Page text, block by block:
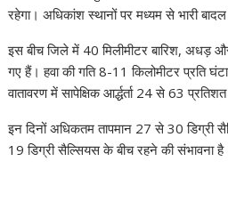
रहेगा। अधिकांश स्थानों पर मध्यम से भारी
इस बीच जिले में 40 मिलीमीटर बारिश, अधड़
गए हैं। हवा की गति 8-11 किलोमीटर प्रति
वातावरण में सापेक्षिक आर्द्धर्ता 24 से 63
इन दिनों अधिकतम तापमान 27 से 30 डिग्री
19 डिग्री सैल्सियस के बीच रहने की संभावना